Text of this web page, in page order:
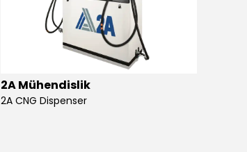
2A Mühendislik
2A CNG Dispenser